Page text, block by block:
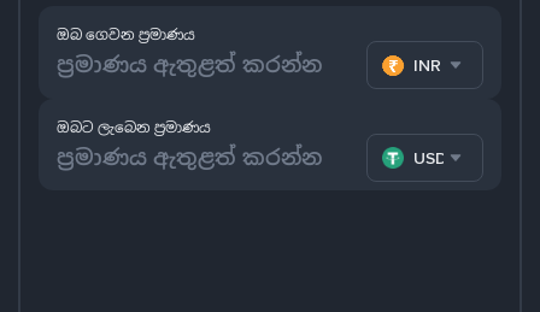
ඔබ ගෙවන ප්‍රමාණය
INR
ඔබට ලැබෙන ප්‍රමාණය
USDT